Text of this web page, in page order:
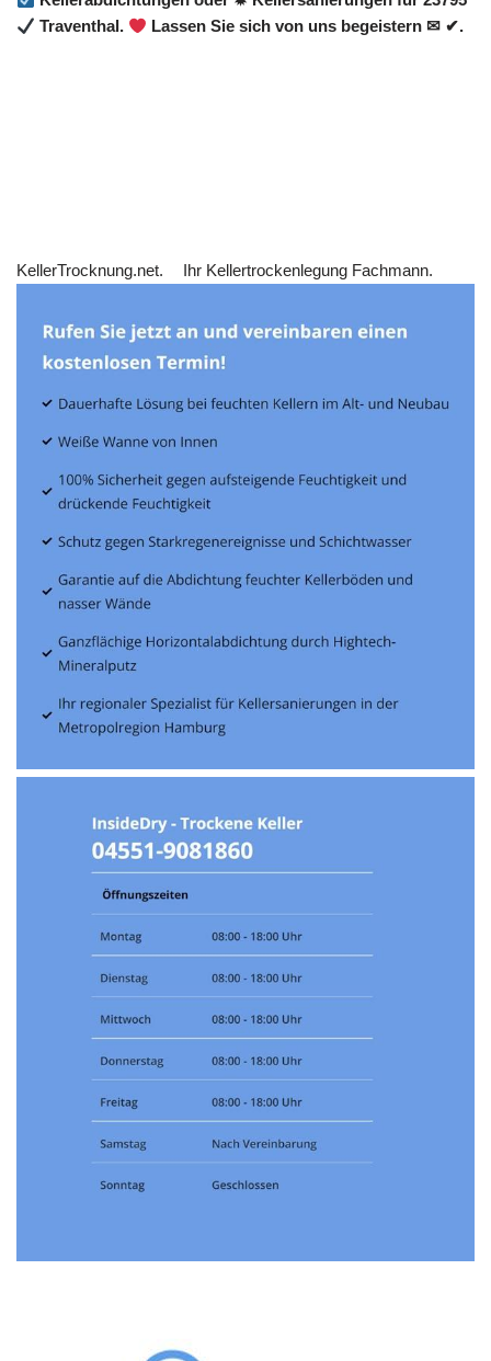
Traventhal.
Lassen Sie sich von uns begeistern ✉ ✔.
KellerTrocknung.net. Ihr Kellertrockenlegung Fachmann.